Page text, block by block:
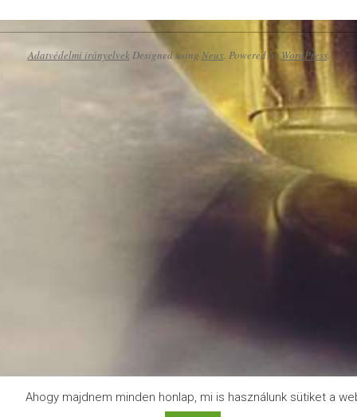
Adatvédelmi irányelvekDesigned using Neux. Powered byWordPress.
Ahogy majdnem minden honlap, mi is használunk sütiket a